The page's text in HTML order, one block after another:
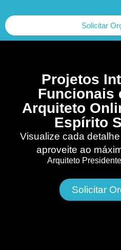
Solicitar
Projetos
Funcionais
Arquiteto
Espírito
Visualize cada
aproveite ao
Arquiteto
Solicitar